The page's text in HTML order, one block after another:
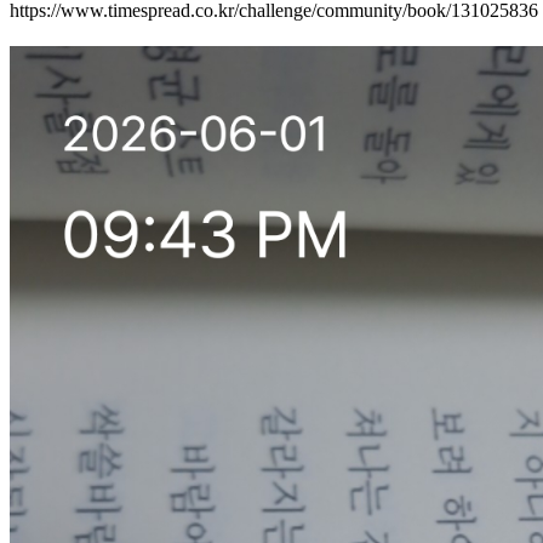
https://www.timespread.co.kr/challenge/community/book/131025836